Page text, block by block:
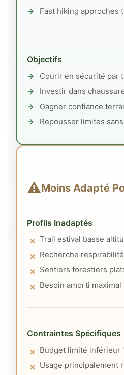
Fast hiking approches
Objectifs
Courir en sécurité par
Investir dans
Gagner confiance
Repousser limites
⚠️Moins Adapté
Profils Inadaptés
Trail estival basse
Recherche
Sentiers forestiers
Besoin amorti
Contraintes Spécifiques
Budget limité inférieur
Usage principalement